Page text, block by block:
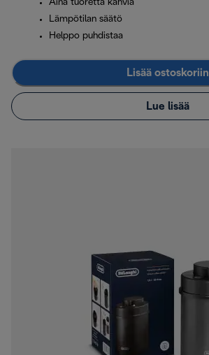
Aina tuoretta kahvia
Lämpötilan säätö
Helppo puhdistaa
Lisää ostoskoriin
Lue lisää